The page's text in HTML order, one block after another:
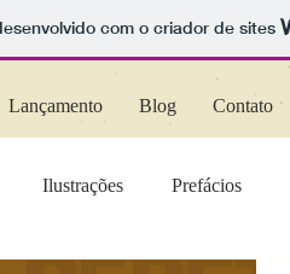
com o criador de sites
Lançamento Blog Contato
Ilustrações Prefácios